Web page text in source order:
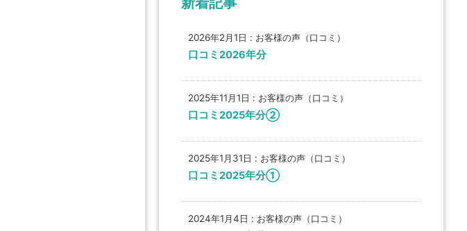
2026年2月1日 : お客様の声（口コミ）
口コミ2026年分
2025年11月1日 : お客様の声（口コミ）
口コミ2025年分②
2025年1月31日 : お客様の声（口コミ）
口コミ2025年分①
2024年1月4日 : お客様の声（口コミ）